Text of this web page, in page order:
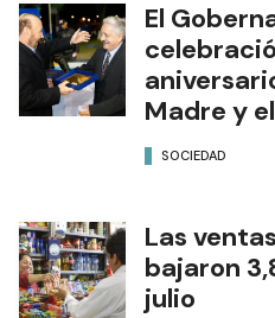
El
Madre y
SOCIEDAD
Las
bajaron
julio